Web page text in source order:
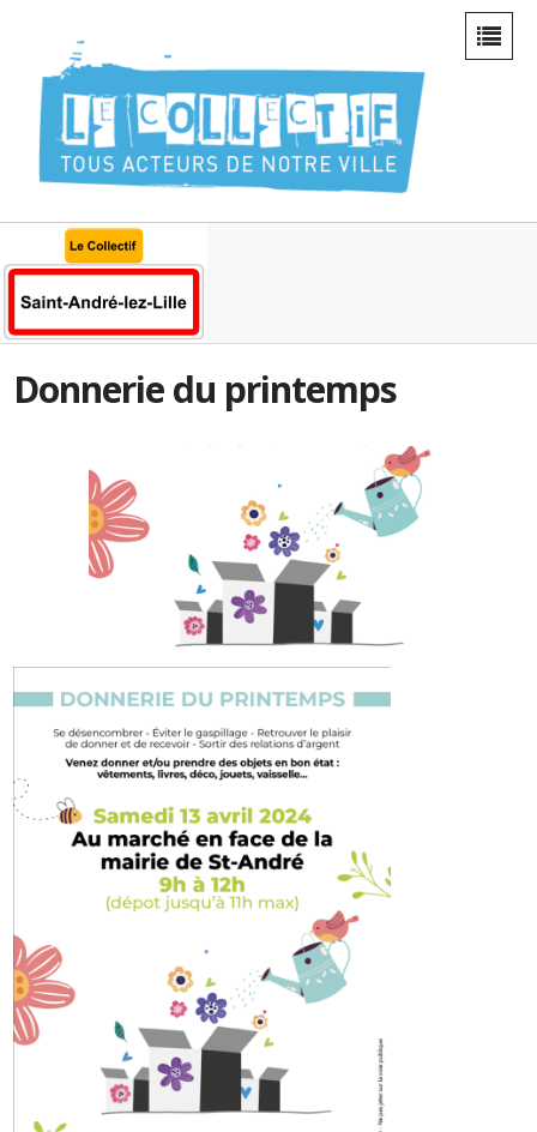
Donnerie du printemps